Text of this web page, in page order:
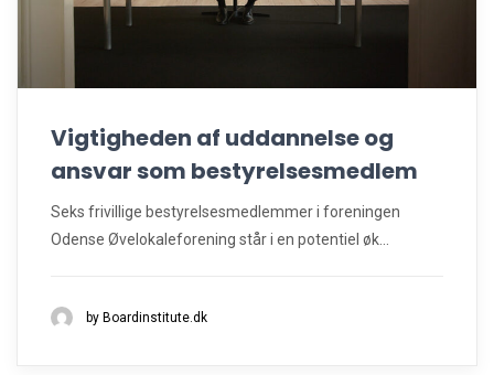
Vigtigheden af uddannelse og
ansvar som bestyrelsesmedlem
Seks frivillige bestyrelsesmedlemmer i foreningen
Odense Øvelokaleforening står i en potentiel øk...
by Boardinstitute.dk